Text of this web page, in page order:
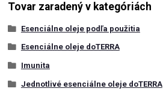
Tovar zaradený v kategóriách
Esenciálne oleje podľa použitia
Esenciálne oleje doTERRA
Imunita
Jednotlivé esenciálne oleje doTERRA